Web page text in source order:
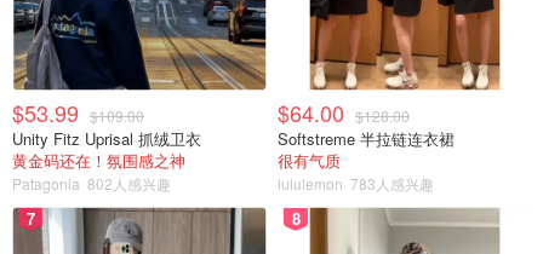
$53.99 $109.00
Unity Fitz Uprisal 抓绒卫衣
黄金码还在！氛围感之神
Patagonia 802人感兴趣
$64.00 $128.00
Softstreme 半拉链连衣裙
很有气质
lululemon 783人感兴趣
7 8